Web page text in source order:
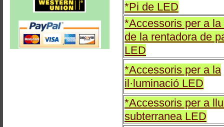
*Pi de LED
*Accessoris per a la
de la rentadora de
LED
*Accessoris per a la
il·luminació LED
*Accessoris per a
subterranea LED